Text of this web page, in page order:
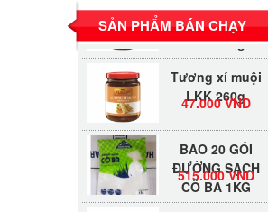
SẢN PHẨM BÁN CHẠY
Tương xí muội
LKK 260g
530.000 VND
LKK 260g
47.000 VND
BAO 20 GÓI
ĐƯỜNG SẠCH
CÔ BA 1KG
515.000 VND